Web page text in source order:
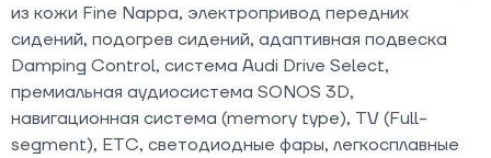
из кожи Fine Nappa, электропривод передних
сидений, подогрев сидений, адаптивная подвеска
Damping Control, система Audi Drive Select,
премиальная аудиосистема SONOS 3D,
навигационная система (memory type), TV (Full-
segment), ETC, светодиодные фары, легкосплавные